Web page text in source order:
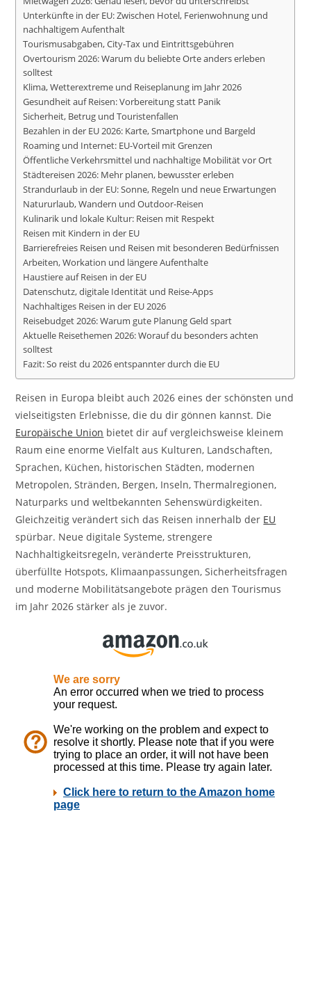
Unterkünfte in der EU: Zwischen Hotel, Ferienwohnung und
nachhaltigem Aufenthalt
Tourismusabgaben, City-Tax und Eintrittsgebühren
Overtourism 2026: Warum du beliebte Orte anders erleben
solltest
Klima, Wetterextreme und Reiseplanung im Jahr 2026
Gesundheit auf Reisen: Vorbereitung statt Panik
Sicherheit, Betrug und Touristenfallen
Bezahlen in der EU 2026: Karte, Smartphone und Bargeld
Roaming und Internet: EU-Vorteil mit Grenzen
Öffentliche Verkehrsmittel und nachhaltige Mobilität vor Ort
Städtereisen 2026: Mehr planen, bewusster erleben
Strandurlaub in der EU: Sonne, Regeln und neue Erwartungen
Natururlaub, Wandern und Outdoor-Reisen
Kulinarik und lokale Kultur: Reisen mit Respekt
Reisen mit Kindern in der EU
Barrierefreies Reisen und Reisen mit besonderen Bedürfnissen
Arbeiten, Workation und längere Aufenthalte
Haustiere auf Reisen in der EU
Datenschutz, digitale Identität und Reise-Apps
Nachhaltiges Reisen in der EU 2026
Reisebudget 2026: Warum gute Planung Geld spart
Aktuelle Reisethemen 2026: Worauf du besonders achten
solltest
Fazit: So reist du 2026 entspannter durch die EU
Reisen in Europa bleibt auch 2026 eines der schönsten und
vielseitigsten Erlebnisse, die du dir gönnen kannst. Die
Europäische Union bietet dir auf vergleichsweise kleinem
Raum eine enorme Vielfalt aus Kulturen, Landschaften,
Sprachen, Küchen, historischen Städten, modernen
Metropolen, Stränden, Bergen, Inseln, Thermalregionen,
Naturparks und weltbekannten Sehenswürdigkeiten.
Gleichzeitig verändert sich das Reisen innerhalb der EU
spürbar. Neue digitale Systeme, strengere
Nachhaltigkeitsregeln, veränderte Preisstrukturen,
überfüllte Hotspots, Klimaanpassungen, Sicherheitsfragen
und moderne Mobilitätsangebote prägen den Tourismus
im Jahr 2026 stärker als je zuvor.